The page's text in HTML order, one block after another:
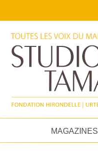
MAGAZINES